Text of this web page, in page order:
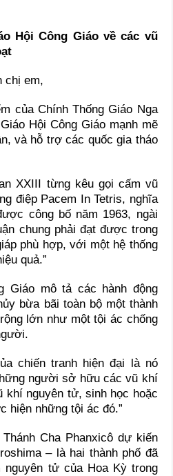
Hội Công Giáo về các vũ
chị em,
của Chính Thống Giáo Nga
Hội Công Giáo mạnh mẽ
và hỗ trợ các quốc gia tháo
XXIII từng kêu gọi cấm vũ
điệp Pacem In Tetris, nghĩa
công bố năm 1963, ngài
chung phải đạt được trong
phù hợp, với một hệ thống
quả.”
Giáo mô tả các hành động
bừa bãi toàn bộ một thành
lớn như một tội ác chống
chiến tranh hiện đại là nó
người sở hữu các vũ khí
khí nguyên tử, sinh học hoặc
hiện những tội ác đó.”
Cha Phanxicô dự kiến
– là hai thành phố đã
nguyên tử của Hoa Kỳ trong